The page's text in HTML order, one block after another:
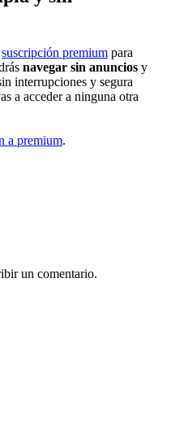
suscripción premium para
navegar sin anuncios y
interrupciones y segura
a acceder a ninguna otra
a premium.
un comentario.